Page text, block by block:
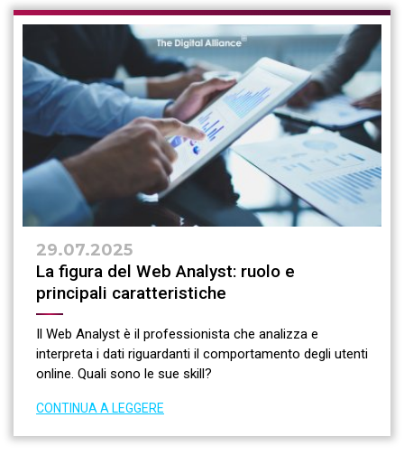
29.07.2025
La figura del Web Analyst: ruolo e
principali caratteristiche
Il Web Analyst è il professionista che analizza e
interpreta i dati riguardanti il comportamento degli utenti
online. Quali sono le sue skill?
CONTINUA A LEGGERE